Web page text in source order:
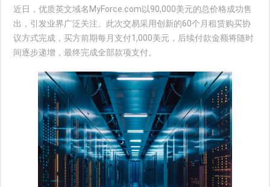
近日，优质英文域名MyForce.com以90,000美元的总价格成功售
出，引发业界广泛关注。此次交易采用创新的60个月租赁购买协
议方式完成，买方前期每月支付1,000美元，后续付款金额将随时
间逐步递增，最终完成全部款项支付。